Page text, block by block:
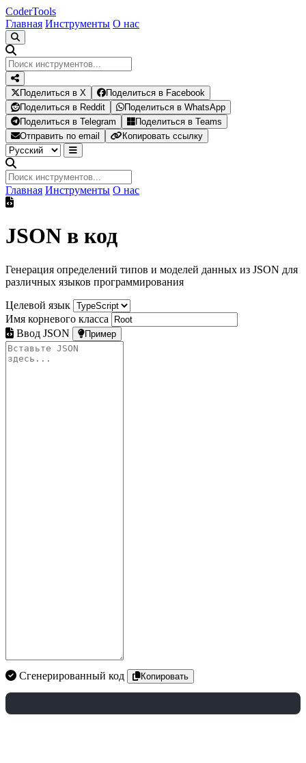
CoderTools
Главная Инструменты О нас
Поделиться в X
Поделиться в Facebook
Поделиться в Reddit
Поделиться в WhatsApp
Поделиться в Telegram
Поделиться в Teams
Отправить по email
Копировать ссылку
Главная Инструменты О нас
JSON в код
Генерация определений типов и моделей данных из JSON для
различных языков программирования
Целевой язык
Имя корневого класса
Ввод JSON
Пример
Сгенерированный код Копировать